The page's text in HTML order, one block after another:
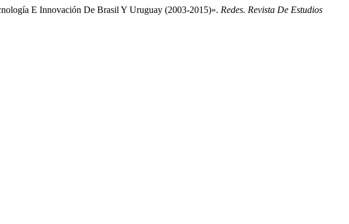
E Innovación De Brasil Y Uruguay (2003-2015)». Redes. Revista De Estudios